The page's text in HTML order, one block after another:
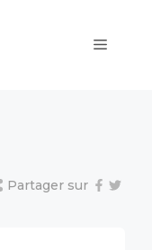
Partager sur